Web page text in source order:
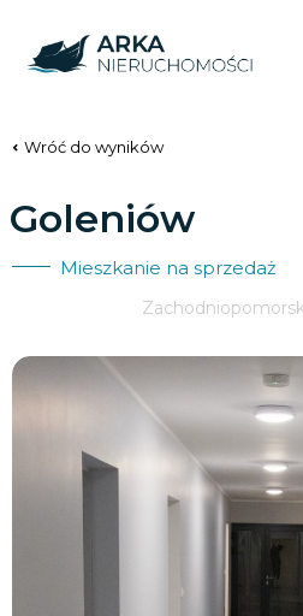
Wróć do wyników
Goleniów
Mieszkanie na sprzedaż